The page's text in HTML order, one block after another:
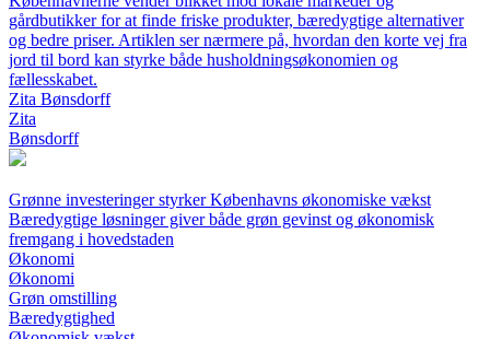
gårdbutikker for at finde friske produkter, bæredygtige alternativer
og bedre priser. Artiklen ser nærmere på, hvordan den korte vej fra
jord til bord kan styrke både husholdningsøkonomien og
fællesskabet.
Zita Bønsdorff
Zita
Bønsdorff
Grønne investeringer styrker Københavns økonomiske vækst
Bæredygtige løsninger giver både grøn gevinst og økonomisk
fremgang i hovedstaden
Økonomi
Økonomi
Grøn omstilling
Bæredygtighed